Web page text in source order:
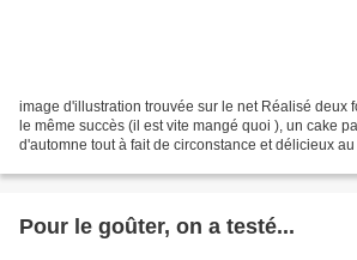
image d'illustration trouvée sur le net Réalisé deux
le même succès (il est vite mangé quoi ), un cake
d'automne tout à fait de circonstance et délicieux
Pour le goûter, on a testé...